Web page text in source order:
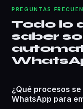
PREGUNTAS
Todo lo
saber
¿Qué procesos
WhatsApp para